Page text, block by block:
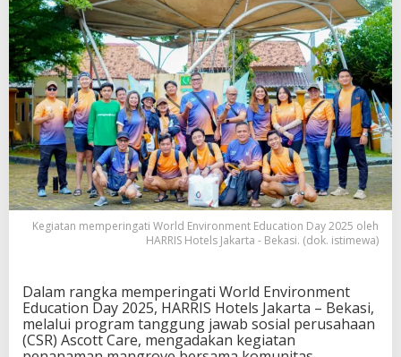
Kegiatan memperingati World Environment Education Day 2025 oleh
HARRIS Hotels Jakarta - Bekasi. (dok. istimewa)
Dalam rangka memperingati World Environment
Education Day 2025, HARRIS Hotels Jakarta – Bekasi,
melalui program tanggung jawab sosial perusahaan
(CSR) Ascott Care, mengadakan kegiatan